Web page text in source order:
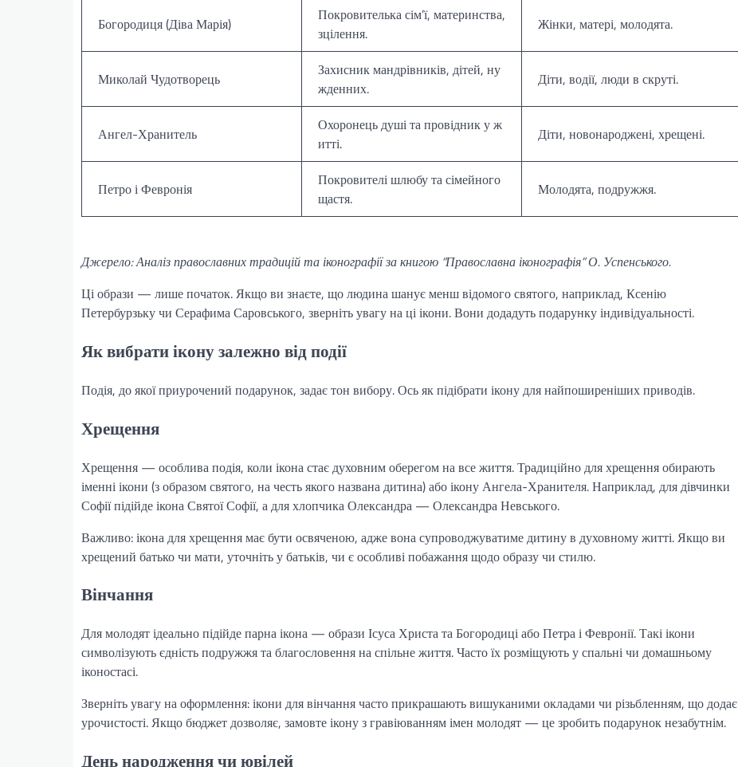
Богородиця (Діва Марія)
Покровителька сім’ї, материнства,
зцілення.
Жінки, матері, молодята.
Миколай Чудотворець
Захисник мандрівників, дітей, ну
жденних.
Діти, водії, люди в скруті.
Ангел-Хранитель
Охоронець душі та провідник у ж
итті.
Діти, новонароджені, хрещені.
Петро і Февронія
Покровителі шлюбу та сімейного
щастя.
Молодята, подружжя.
Джерело: Аналіз православних традицій та іконографії за книгою “Православна іконографія” О. Успенського.
Ці образи — лише початок. Якщо ви знаєте, що людина шанує менш відомого святого, наприклад, Ксенію
Петербурзьку чи Серафима Саровського, зверніть увагу на ці ікони. Вони додадуть подарунку індивідуальності.
Як вибрати ікону залежно від події
Подія, до якої приурочений подарунок, задає тон вибору. Ось як підібрати ікону для найпоширеніших приводів.
Хрещення
Хрещення — особлива подія, коли ікона стає духовним оберегом на все життя. Традиційно для хрещення обирають
іменні ікони (з образом святого, на честь якого названа дитина) або ікону Ангела-Хранителя. Наприклад, для дівчинки
Софії підійде ікона Святої Софії, а для хлопчика Олександра — Олександра Невського.
Важливо: ікона для хрещення має бути освяченою, адже вона супроводжуватиме дитину в духовному житті. Якщо ви
хрещений батько чи мати, уточніть у батьків, чи є особливі побажання щодо образу чи стилю.
Вінчання
Для молодят ідеально підійде парна ікона — образи Ісуса Христа та Богородиці або Петра і Февронії. Такі ікони
символізують єдність подружжя та благословення на спільне життя. Часто їх розміщують у спальні чи домашньому
іконостасі.
Зверніть увагу на оформлення: ікони для вінчання часто прикрашають вишуканими окладами чи різьбленням, що додає
урочистості. Якщо бюджет дозволяє, замовте ікону з гравіюванням імен молодят — це зробить подарунок незабутнім.
День народження чи ювілей